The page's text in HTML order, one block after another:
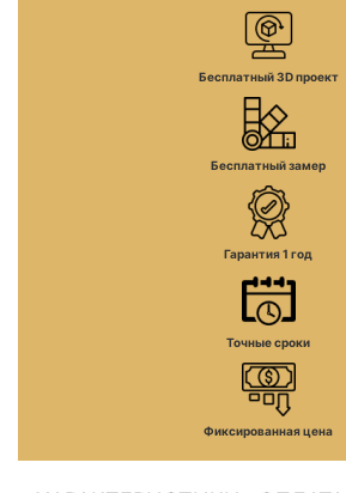
Бесплатный 3D проект
Бесплатный замер
Гарантия 1 год
Точные сроки
Фиксированная цена